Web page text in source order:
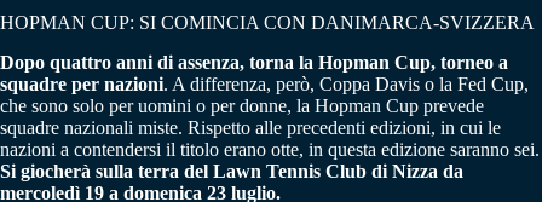
HOPMAN CUP: SI COMINCIA CON DANIMARCA-SVIZZERA
Dopo quattro anni di assenza, torna la Hopman Cup, torneo a
squadre per nazioni. A differenza, però, Coppa Davis o la Fed Cup,
che sono solo per uomini o per donne, la Hopman Cup prevede
squadre nazionali miste. Rispetto alle precedenti edizioni, in cui le
nazioni a contendersi il titolo erano otte, in questa edizione saranno sei.
Si giocherà sulla terra del Lawn Tennis Club di Nizza da
mercoledì 19 a domenica 23 luglio.